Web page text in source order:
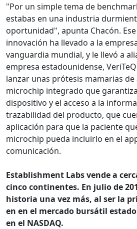
"Por un simple tema de
estabas en una industria
oportunidad", apunta Chacón.
innovación ha llevado a la
vanguardia mundial, y le llevó a
empresa estadounidense,
lanzar unas prótesis mamarias de
microchip integrado que
dispositivo y el acceso a la
trazabilidad del producto, que
aplicación para que la paciente
microchip pueda incluirlo en el
comunicación.
Establishment Labs vende a
cinco continentes. En julio de
historia una vez más, al ser la
en en el mercado bursátil
en el NASDAQ.